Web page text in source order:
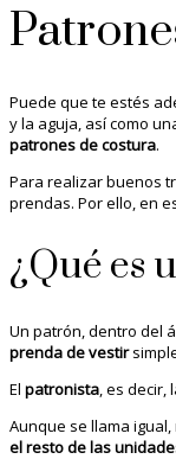
Puede que te estés
y la aguja, así como
patrones de costura.
Para realizar buenos
prendas. Por ello, en
¿Qué es
Un patrón, dentro del
prenda devestir
El patronista , es
Aunque se llama
el resto de las